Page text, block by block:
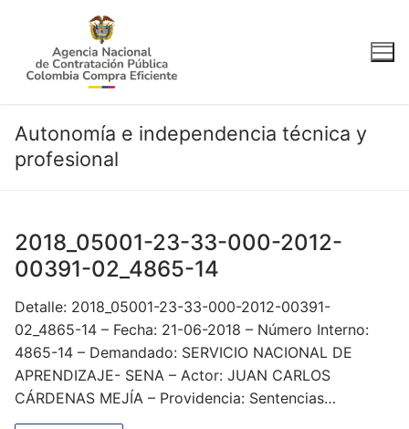
contenido
Autonomía e independencia técnica y
profesional
2018_05001-23-33-000-2012-
00391-02_4865-14
Detalle: 2018_05001-23-33-000-2012-00391-
02_4865-14 – Fecha: 21-06-2018 – Número Interno:
4865-14 – Demandado: SERVICIO NACIONAL DE
APRENDIZAJE- SENA – Actor: JUAN CARLOS
CÁRDENAS MEJÍA – Providencia: Sentencias…